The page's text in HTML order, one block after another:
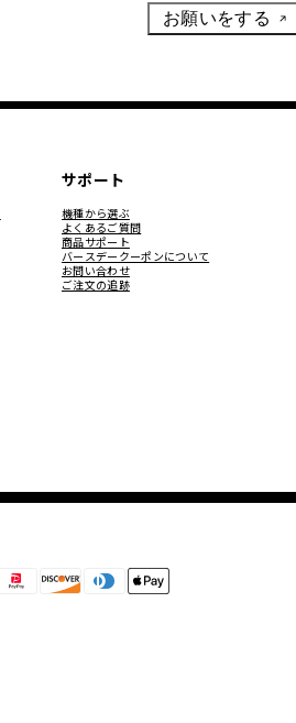
お願いをする
サポート
機種から選ぶ
よくあるご質問
商品サポート
バースデークーポンについて
お問い合わせ
ご注文の追跡